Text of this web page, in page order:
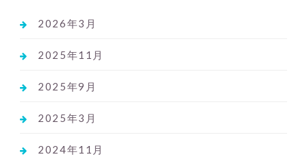
2026年3月
2025年11月
2025年9月
2025年3月
2024年11月